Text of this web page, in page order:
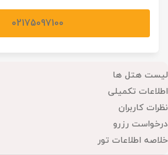
لیست هتل ها
اطلاعات تکمیلی
نظرات کاربران
درخواست رزرو
خلاصه اطلاعات تور
02175097100